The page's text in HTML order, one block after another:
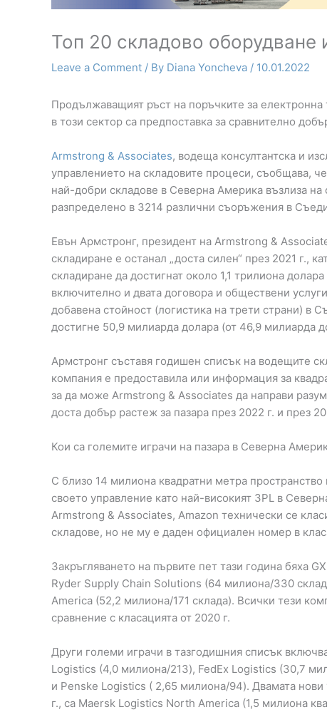
Топ 20 складово оборудване
Leave a Comment / By Diana Yoncheva / 10.01.2022
Продължаващият ръст на поръчките за
в този сектор са предпоставка за сравнително
Armstrong & Associates, водеща консултантска и
управлението на складовите процеси, съобщава,
най-добри складове в Северна Америка възлиза
разпределено в 3214 различни съоръжения в
Евън Армстронг, президент на Armstrong &
складиране е останал „доста силен“ през 2021 г.,
складиране да достигнат около 1,1 трилиона
включително и двата договора и обществени
добавена стойност (логистика на трети страни) в
достигне 50,9 милиарда долара (от 46,9 милиарда
Армстронг съставя годишен списък на водещите
компания е предоставила или информация за
за да може Armstrong & Associates да направи
доста добър растеж за пазара през 2022 г. и през
Кои са големите играчи на пазара в Северна
С близо 14 милиона квадратни метра
своето управление като най-високият 3PL в
Armstrong & Associates, Amazon технически се
складове, но не му е даден официален номер в
Закръгляването на първите пет тази година бяха
Ryder Supply Chain Solutions (64 милиона/330
America (52,2 милиона/171 склада). Всички тези
сравнение с класацията от 2020 г.
Други големи играчи в тазгодишния списък
Logistics (4,0 милиона/213), FedEx Logistics (30,7
и Penske Logistics ( 2,65 милиона/94). Двамата
г., са Maersk Logistics North America (1,5 милиона